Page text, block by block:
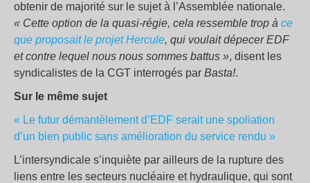
obtenir de majorité sur le sujet à l’Assemblée nationale.
« Cette option de la quasi-régie, cela ressemble trop à ce
que proposait le projet Hercule, qui voulait dépecer EDF
et contre lequel nous nous sommes battus », disent les
syndicalistes de la CGT interrogés par Basta!.
Sur le même sujet
« Le futur démantèlement d’EDF serait une spoliation
d’un bien public sans amélioration du service rendu »
L’intersyndicale s’inquiète par ailleurs de la rupture des
liens entre les secteurs nucléaire et hydraulique, qui sont